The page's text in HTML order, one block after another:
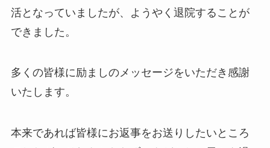
活となっていましたが、ようやく退院することが
できました。
多くの皆様に励ましのメッセージをいただき感謝
いたします。
本来であれば皆様にお返事をお送りしたいところ